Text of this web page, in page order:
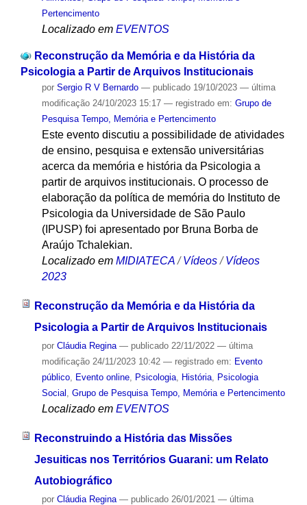
Pertencimento
Localizado em EVENTOS
Reconstrução da Memória e da História da
Psicologia a Partir de Arquivos Institucionais
por Sergio R V Bernardo — publicado19/10/2023 — última
modificação24/10/2023 15:17 — registrado em: Grupo de
Pesquisa Tempo, Memória e Pertencimento
Este evento discutiu a possibilidade de atividades
de ensino, pesquisa e extensão universitárias
acerca da memória e história da Psicologia a
partir de arquivos institucionais. O processo de
elaboração da política de memória do Instituto de
Psicologia da Universidade de São Paulo
(IPUSP) foi apresentado por Bruna Borba de
Araújo Tchalekian.
Localizado em MIDIATECA /Vídeos /Vídeos
2023
Reconstrução da Memória e da História da
Psicologia a Partir de Arquivos Institucionais
por Cláudia Regina — publicado22/11/2022 — última
modificação24/11/2023 10:42 — registrado em: Evento
público, Evento online, Psicologia, História,
Psicologia
Social
Grupo de Pesquisa Tempo, Memória e Pertencimento
Localizado em EVENTOS
Reconstruindo a História das Missões
Jesuiticas nos Territórios Guarani: um Relato
Autobiográfico
por Cláudia Regina — publicado26/01/2021 — última